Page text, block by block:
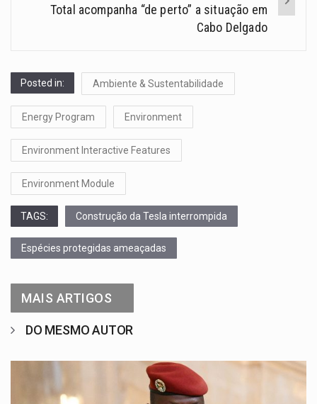
Total acompanha “de perto” a situação em
Cabo Delgado
Posted in: Ambiente & Sustentabilidade
Energy Program Environment
Environment Interactive Features
Environment Module
TAGS: Construção da Tesla interrompida
Espécies protegidas ameaçadas
MAIS ARTIGOS
DO MESMO AUTOR